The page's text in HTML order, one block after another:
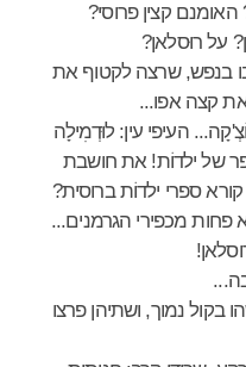
האומנם קצין פרוסי?
על רוּסלאן?
בנפש, שרצה לקטוף את
את קצה אפו...
העיפי עין: לוּדְמִילָה
של ילדוֹת! את חושבת
ספרי ילדוֹת ברוסית?
מכפירי הגרמנים...
בקול נמוך, ושתיהן פרצו